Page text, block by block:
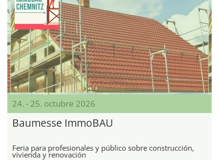
24. - 25. octubre 2026
Baumesse ImmoBAU
Feria para profesionales y público sobre construcción,
vivienda y renovación